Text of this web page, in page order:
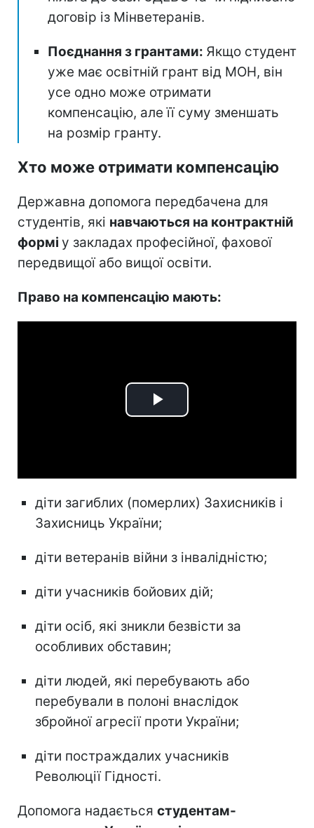
договір із Мінветеранів.
Поєднання з грантами: Якщо студент
уже має освітній грант від МОН, він
усе одно може отримати
компенсацію, але її суму зменшать
на розмір гранту.
Хто може отримати компенсацію
Державна допомога передбачена для
студентів, які навчаються на контрактній
формі у закладах професійної, фахової
передвищої або вищої освіти.
Право на компенсацію мають:
Play
діти загиблих (померлих) Захисників і
Захисниць України;
діти ветеранів війни з інвалідністю;
діти учасників бойових дій;
діти осіб, які зникли безвісти за
особливих обставин;
діти людей, які перебувають або
перебували в полоні внаслідок
збройної агресії проти України;
діти постраждалих учасників
Революції Гідності.
Допомога надається студентам-